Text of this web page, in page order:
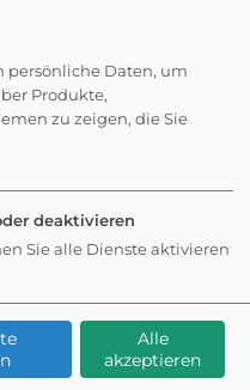
in der
persönliche Daten, um
Produkte,
zu zeigen, die Sie
deaktivieren
Sie alle Dienste aktivieren
Alle
akzeptieren